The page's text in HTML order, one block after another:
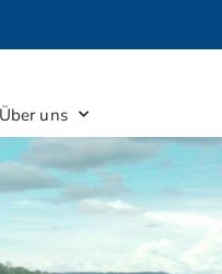
Über uns